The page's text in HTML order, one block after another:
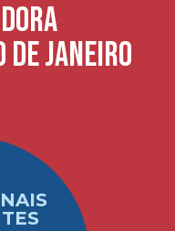
de Janeiro